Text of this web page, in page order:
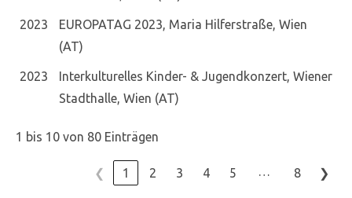
2023
EUROPATAG 2023, Maria Hilferstraße, Wien
(AT)
2023
Interkulturelles Kinder- & Jugendkonzert, Wiener
Stadthalle, Wien (AT)
1 bis 10 von 80 Einträgen
❮ 1 2 3 4 5 … 8 ❯